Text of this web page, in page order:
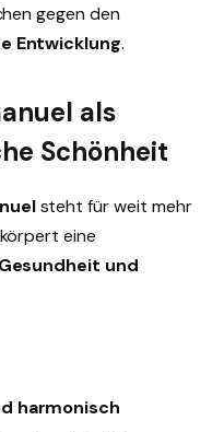
gegen den
Entwicklung.
als
Schönheit
steht für weit mehr
eine
und
harmonisch